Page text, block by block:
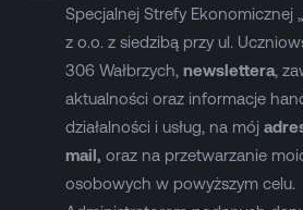
Specjalnej Strefy Ekonomicznej
z o.o. z siedzibą przy ul.
306 Wałbrzych, newslettera,
aktualności oraz informacje
działalności i usług, na mój
mail, oraz na przetwarzanie
osobowych w powyższym celu.